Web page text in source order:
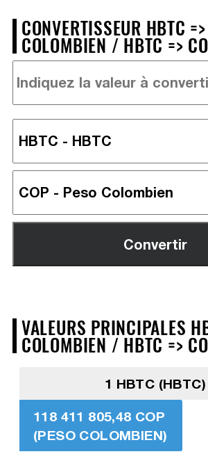
CONVERTISSEUR HBTC
COLOMBIEN / HBTC =>
VALEURS PRINCIPALES
COLOMBIEN / HBTC =>
1 HBTC (HBTC)
118 411 805,48 COP
(PESO COLOMBIEN)